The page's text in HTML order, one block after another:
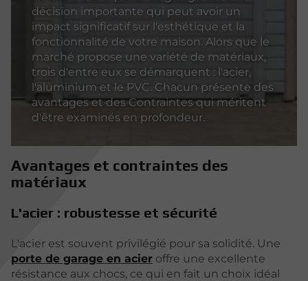
décision importante qui peut avoir un
impact significatif sur l'esthétique et la
fonctionnalité de votre maison. Alors que le
marché propose une variété de matériaux,
trois d'entre eux se démarquent : l'acier,
l'aluminium et le PVC. Chacun présente des
avantages et des Contraintes qui méritent
d'être examinés en profondeur.
Avantages et contraintes des
matériaux
L'acier : robustesse et sécurité
L'acier est souvent privilégié pour sa solidité. Une
porte de garage en acier offre une excellente
résistance aux chocs, ce qui en fait un choix idéal